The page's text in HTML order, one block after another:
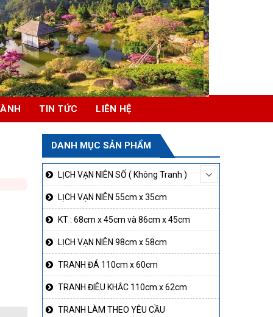
TIN TỨC LIÊN HỆ
DANH MỤC SẢN PHẨM
LỊCH VẠN NIÊN SỐ ( Không Tranh )
LỊCH VẠN NIÊN 55cm x 35cm
KT : 68cm x 45cm và 86cm x 45cm
LỊCH VẠN NIÊN 98cm x 58cm
TRANH ĐÁ 110cm x 60cm
TRANH ĐIÊU KHẮC 110cm x 62cm
TRANH LÀM THEO YÊU CẦU